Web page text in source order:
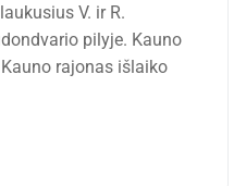
V. ir R.
pilyje. Kauno
rajonas išlaiko